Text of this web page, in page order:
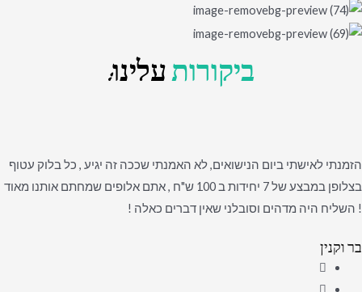
ביקורותעלינו:
הזמנתי לאישתי ביום הנישואים, לא האמנתי שככה זה יגיע , כל בלוק עטוף
בצלופן במבצע של 7 יחידות ב 100 ש"ח , אתם אלופים שמחתם אותנו מאוד
! השליח היה מדהים וסובלני שאין דברים כאלה !
בר וקנין